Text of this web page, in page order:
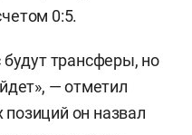
0:5.
трансферы, но
— отметил
он назвал